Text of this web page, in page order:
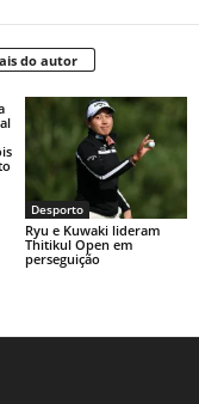
do autor
Desporto
Ryu e Kuwaki lideram
Thitikul Open em
perseguição